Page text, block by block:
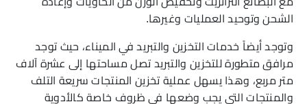
الشحن وتوحيد العمليات وغيرها.
وتوجد أيضاً خدمات التخزين والتبريد في الميناء، حيث توجد
مرافق متطورة للتخزين والتبريد تصل مساحتها إلى عشرة آلاف
متر مربع، وهذا يسهل عملية تخزين المنتجات سريعة التلف
والمنتجات التي يجب وضعها في ظروف خاصة كالأدوية